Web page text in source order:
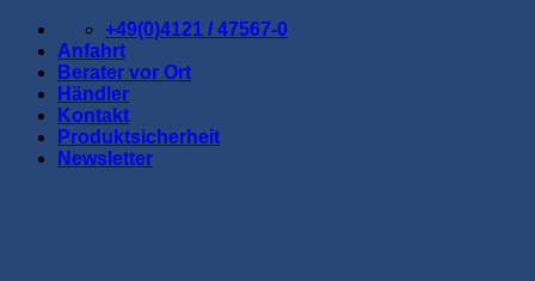
Zum
Inhalt
springen
+49(0)4121 / 47567-0
Anfahrt
Berater vor Ort
Händler
Kontakt
Produktsicherheit
Newsletter